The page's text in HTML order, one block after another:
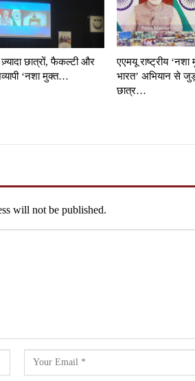
छात्रों, फैकल्टी और
‘नशा मुक्त…
एएमयू राष्ट्रीय
भारत’ अभियान से
छात्र…
will not be published.